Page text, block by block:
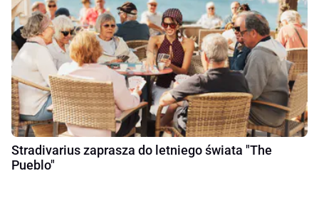
Stradivarius zaprasza do letniego świata "The
Pueblo"